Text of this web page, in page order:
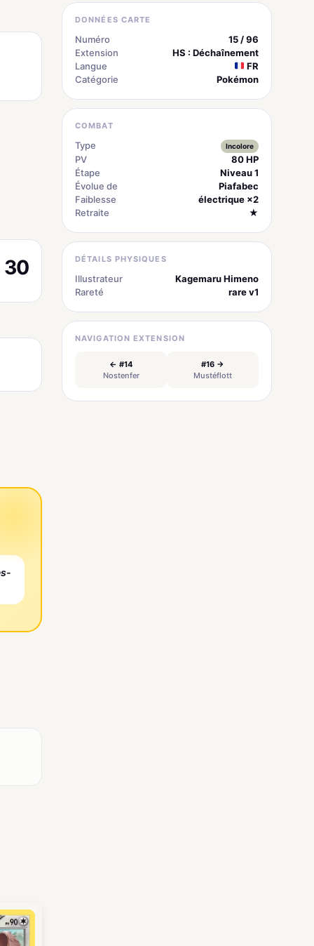
30
DONNÉES CARTE
Numéro
15 / 96
Extension
HS : Déchaînement
Langue
FR
Catégorie
Pokémon
COMBAT
Type Incolore
PV
80 HP
Étape
Niveau 1
Évolue de
Piafabec
Faiblesse
électrique ×2
Retraite
★
DÉTAILS PHYSIQUES
Illustrateur
Kagemaru Himeno
Rareté
rare v1
NAVIGATION EXTENSION
← #14
Nostenfer
#16 →
Mustéflott